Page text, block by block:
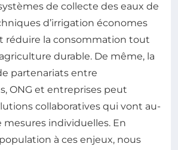
de collecte des eaux de
d’irrigation économes
réduire la consommation tout
durable. De même, la
partenariats entre
ONG et entreprises peut
collaboratives qui vont au-
mesures individuelles. En
à ces enjeux, nous